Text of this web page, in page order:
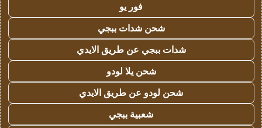
فور يو
شحن شدات ببجي
شدات ببجي عن طريق الايدي
شحن يلا لودو
شحن لودو عن طريق الايدي
شعبية ببجي